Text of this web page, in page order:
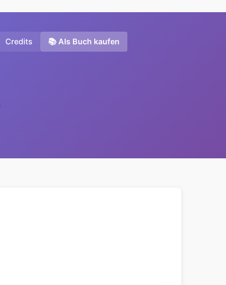
Credits 📚 Als Buch kaufen